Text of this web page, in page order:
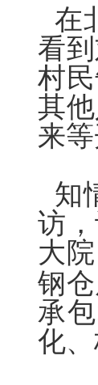
在
看
村
其
来
知
访
大
钢
承
化